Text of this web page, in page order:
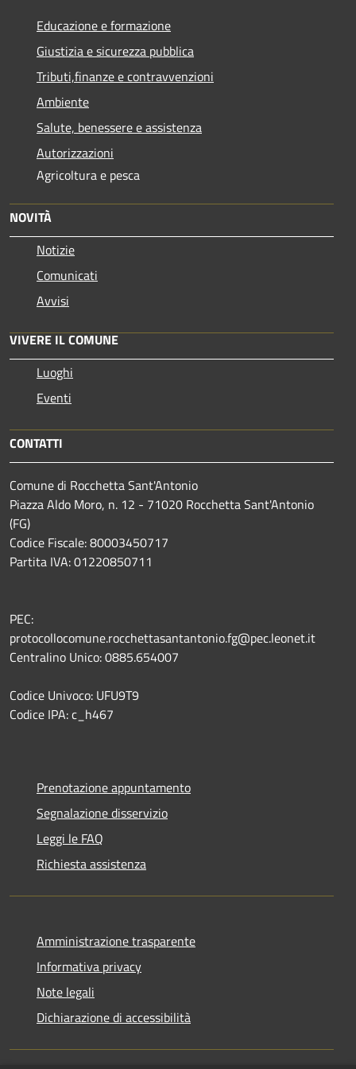
Educazione e formazione
Giustizia e sicurezza pubblica
Tributi,finanze e contravvenzioni
Ambiente
Salute, benessere e assistenza
Autorizzazioni
Agricoltura e pesca
NOVITÀ
Notizie
Comunicati
Avvisi
VIVERE IL COMUNE
Luoghi
Eventi
CONTATTI
Comune di Rocchetta Sant'Antonio
Piazza Aldo Moro, n. 12 - 71020 Rocchetta Sant'Antonio
(FG)
Codice Fiscale: 80003450717
Partita IVA: 01220850711
PEC:
protocollocomune.rocchettasantantonio.fg@pec.leonet.it
Centralino Unico: 0885.654007
Codice Univoco: UFU9T9
Codice IPA: c_h467
Prenotazione appuntamento
Segnalazione disservizio
Leggi le FAQ
Richiesta assistenza
Amministrazione trasparente
Informativa privacy
Note legali
Dichiarazione di accessibilità